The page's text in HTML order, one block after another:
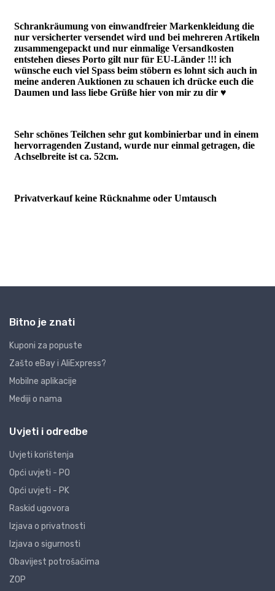
Bitno je znati
Kuponi za popuste
Zašto eBay i AliExpress?
Mobilne aplikacije
Mediji o nama
Uvjeti i odredbe
Uvjeti korištenja
Opći uvjeti - PO
Opći uvjeti - PK
Raskid ugovora
Izjava o privatnosti
Izjava o sigurnosti
Obavijest potrošačima
ZOP